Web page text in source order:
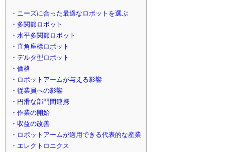
・ニーズに合った最適なロボットを選ぶ
・多関節ロボット
・水平多関節ロボット
・直角座標ロボット
・デルタ型ロボット
・価格
・ロボットアームが与える影響
・従業員への影響
・円滑な部門間連携
・作業の開始
・収益の改善
・ロボットアームが適用できる代表的な産業
・エレクトロニクス